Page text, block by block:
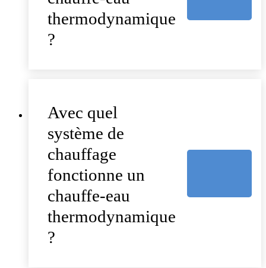
thermodynamique
?
Avec quel
système de
chauffage
fonctionne un
chauffe-eau
thermodynamique
?